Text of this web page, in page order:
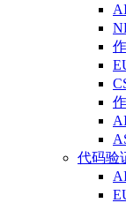
代码验